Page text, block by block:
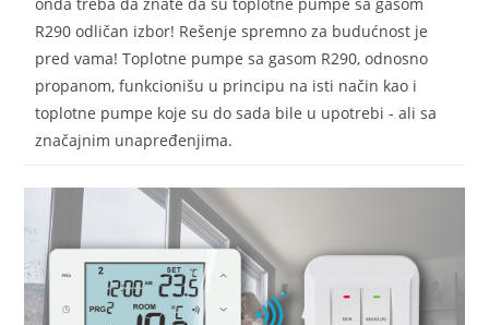
R290 odličan izbor! Rešenje spremno za budućnost je
pred vama! Toplotne pumpe sa gasom R290, odnosno
propanom, funkcionišu u principu na isti način kao i
toplotne pumpe koje su do sada bile u upotrebi - ali sa
značajnim unapređenjima.